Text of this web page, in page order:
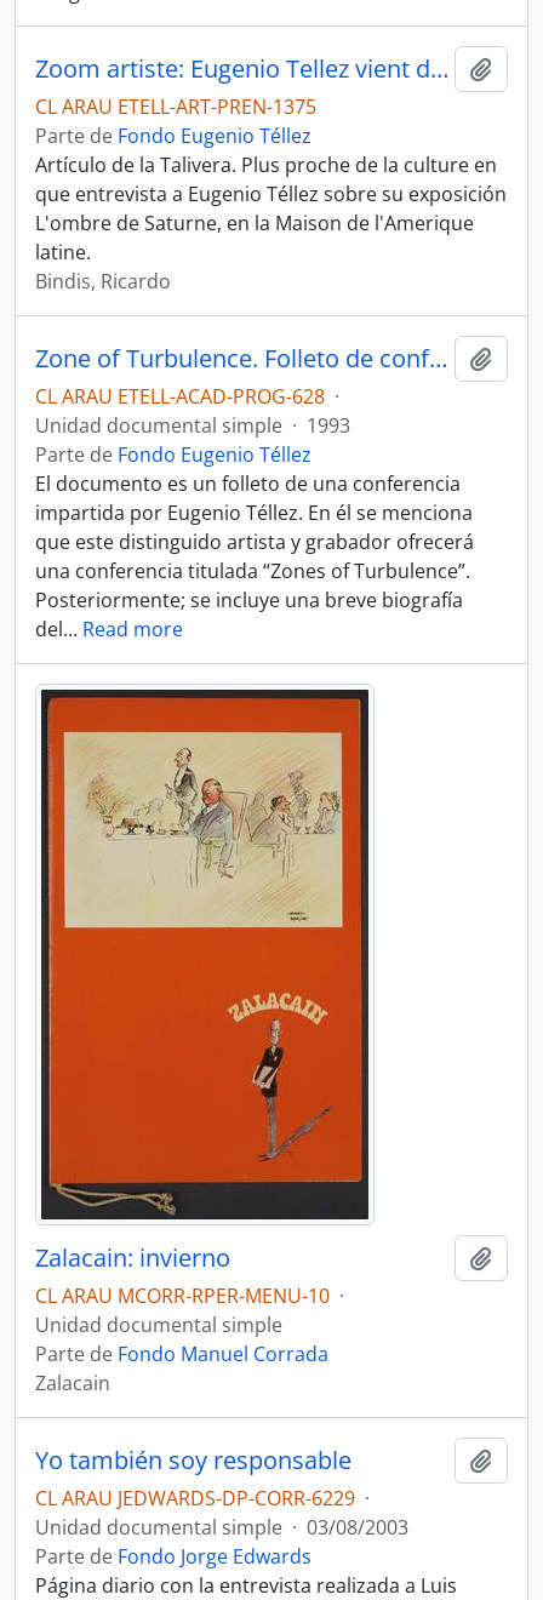
Zoom artiste: Eugenio Tellez vient decrypter la guerre, chercher l'espoir, garder la mémoire
CL ARAU ETELL-ART-PREN-1375
Parte de Fondo Eugenio Téllez
Artículo de la Talivera. Plus proche de la culture en
que entrevista a Eugenio Téllez sobre su exposición
L'ombre de Saturne, en la Maison de l'Amerique
latine.
Bindis, Ricardo
Zone of Turbulence. Folleto de conferencia de Eugenio Téllez.
CL ARAU ETELL-ACAD-PROG-628 ·
Unidad documental simple · 1993
Parte de Fondo Eugenio Téllez
El documento es un folleto de una conferencia
impartida por Eugenio Téllez. En él se menciona
que este distinguido artista y grabador ofrecerá
una conferencia titulada “Zones of Turbulence”.
Posteriormente; se incluye una breve biografía
del… Read more
Zalacain: invierno
CL ARAU MCORR-RPER-MENU-10 ·
Unidad documental simple
Parte de Fondo Manuel Corrada
Zalacain
Yo también soy responsable
CL ARAU JEDWARDS-DP-CORR-6229 ·
Unidad documental simple · 03/08/2003
Parte de Fondo Jorge Edwards
Página diario con la entrevista realizada a Luis